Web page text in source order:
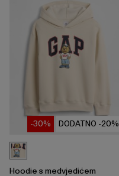
DODATNO -20%
-30%
Hoodie s medvjedićem